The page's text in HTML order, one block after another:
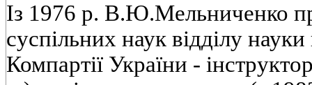
Iз 1976 р. В.Ю.Мельниченко
суспiльних наук вiддiлу
Компартiї України -